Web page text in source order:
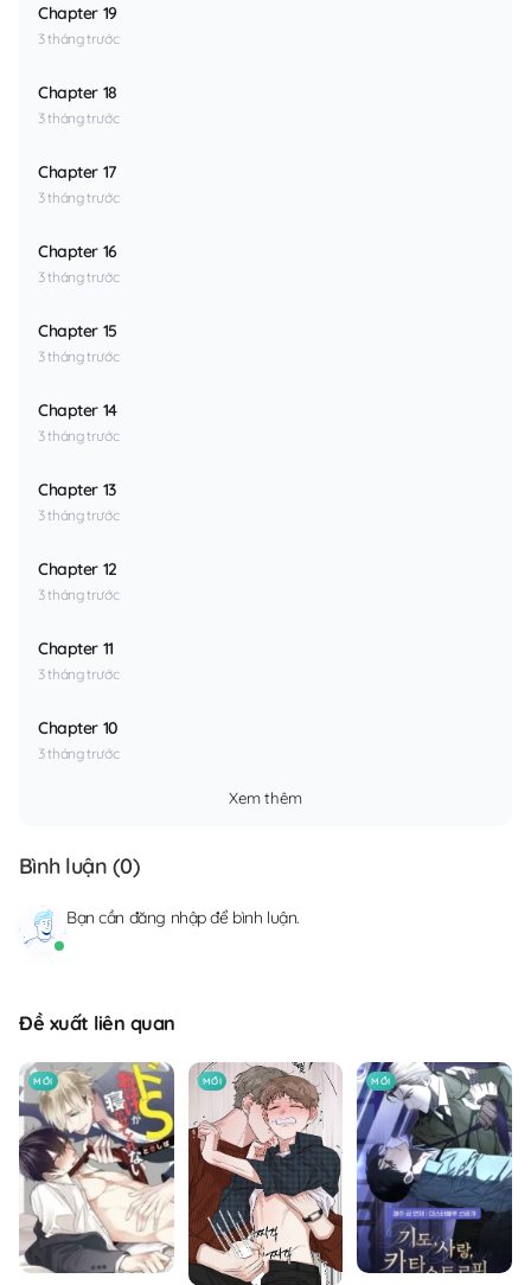
Chapter 19
3 tháng trước
Chapter 18
3 tháng trước
Chapter 17
3 tháng trước
Chapter 16
3 tháng trước
Chapter 15
3 tháng trước
Chapter 14
3 tháng trước
Chapter 13
3 tháng trước
Chapter 12
3 tháng trước
Chapter 11
3 tháng trước
Chapter 10
3 tháng trước
Xem thêm
Bình luận (0)
Bạn cần đăng nhậpđể bình luận.
Đề xuất liên quan
MỚI MỚI MỚI